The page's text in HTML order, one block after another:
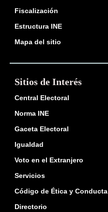
Fiscalización
Estructura INE
Mapa del sitio
Sitios de Interés
Central Electoral
Norma INE
Gaceta Electoral
Igualdad
Voto en el Extranjero
Servicios
Código de Ética y Conducta
Directorio